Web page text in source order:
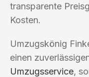
transparente
Kosten.
Umzugskönig
einen
Umzugsservice,